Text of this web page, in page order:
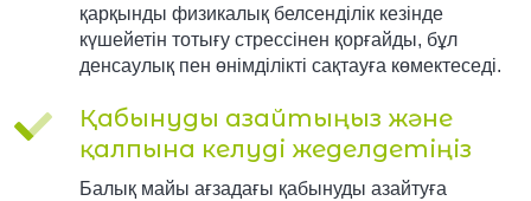
қарқынды физикалық белсенділік кезінде
күшейетін тотығу стрессінен қорғайды, бұл
денсаулық пен өнімділікті сақтауға көмектеседі.
Қабынуды азайтыңыз және
қалпына келуді жеделдетіңіз
Балық майы ағзадағы қабынуды азайтуға